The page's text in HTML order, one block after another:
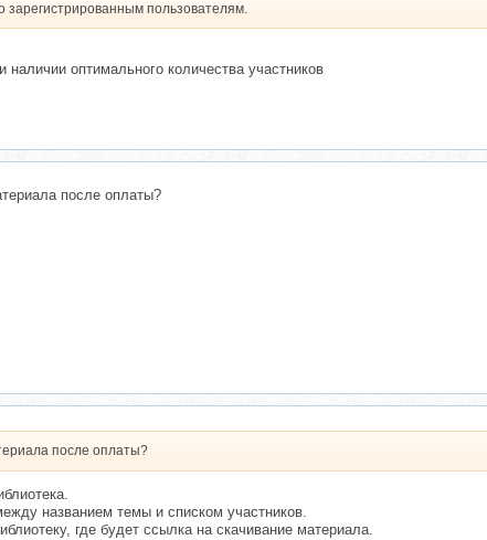
зарегистрированным пользователям.
наличии оптимального количества участников
после оплаты?
после оплаты?
названием темы и списком участников.
где будет ссылка на скачивание материала.